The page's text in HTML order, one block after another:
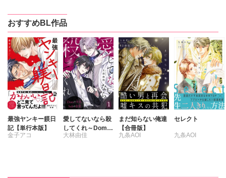
市花マツビ
鹿谷サナエ
池田ソウコ
楠田らら
おすすめBL作品
最強ヤンキー躾日
記【単行本版】
金子アコ
愛してないなら殺
してくれ～Domの
本能、Subの慈愛
大林由佳
まだ知らない俺達
【合冊版】
九条AOI
セレクト
九条AOI